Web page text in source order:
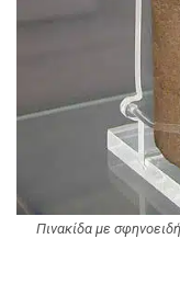
Πινακίδα με